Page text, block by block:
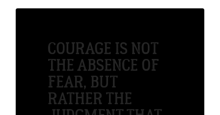
COURAGE IS NOT
THE ABSENCE OF
FEAR, BUT
RATHER THE